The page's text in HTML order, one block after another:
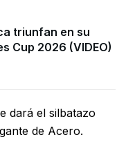
triunfan en su
Cup 2026 (VIDEO)
dará el silbatazo
de Acero.